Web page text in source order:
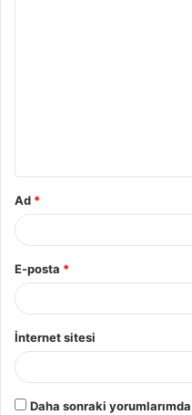
Ad *
E-posta *
İnternet sitesi
Daha sonraki